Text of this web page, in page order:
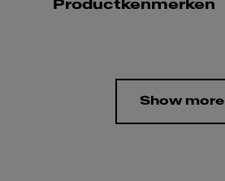
Productkenmerken
Show more